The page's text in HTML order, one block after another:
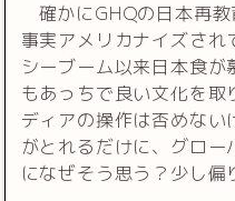
確かにGHQの日本再教
事実アメリカナイズさ
シーブーム以来日本食
もあっちで良い文化を取
ディアの操作は否めな
がとれるだけに、グロ
になぜそう思う？少し偏